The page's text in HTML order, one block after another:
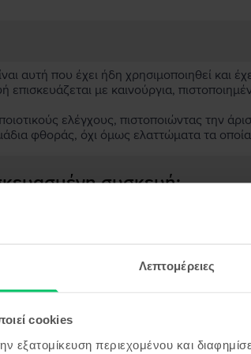
Λεπτομέρειες
cookies
εξατομίκευση περιεχομένου και
αυτή που έχει ήδη χρησιμοποιηθεί και
με καινούργια,
ελέγχους, πιστοποιώντας την
φθοράς, όχι όμως ελαττώματα τα
συσκευή;